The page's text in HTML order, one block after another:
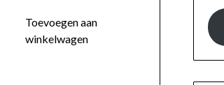
Toevoegen aan
winkelwagen